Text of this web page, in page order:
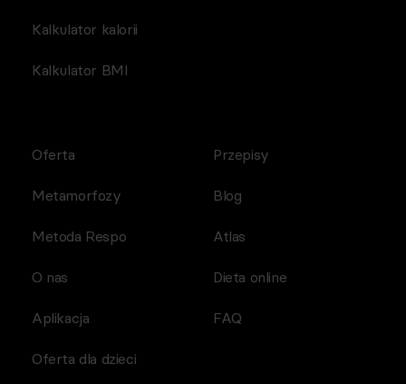
Kalkulator kalorii
Kalkulator BMI
Oferta
Metamorfozy
Metoda Respo
O nas
Aplikacja
Przepisy
Blog
Atlas
Dieta online
FAQ
Oferta dla dzieci